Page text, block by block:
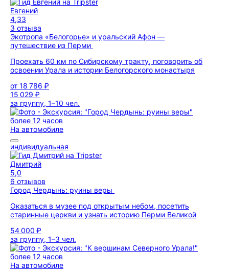
Евгений
4,33
3 отзыва
Экотропа «Белогорье» и уральский Афон —
путешествие из Перми
Проехать 60 км по Сибирскому тракту, поговорить об
освоении Урала и истории Белогорского монастыря
от 18 786 ₽
15 029 ₽
за группу, 1–10 чел.
более 12 часов
На автомобиле
индивидуальная
Дмитрий
5,0
6 отзывов
Город Чердынь: руины веры
Оказаться в музее под открытым небом, посетить
старинные церкви и узнать историю Перми Великой
54 000 ₽
за группу, 1–3 чел.
более 12 часов
На автомобиле